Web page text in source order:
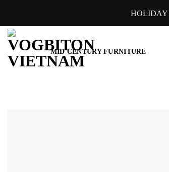
content
HOLIDAY
MID CENTURY FURNITURE